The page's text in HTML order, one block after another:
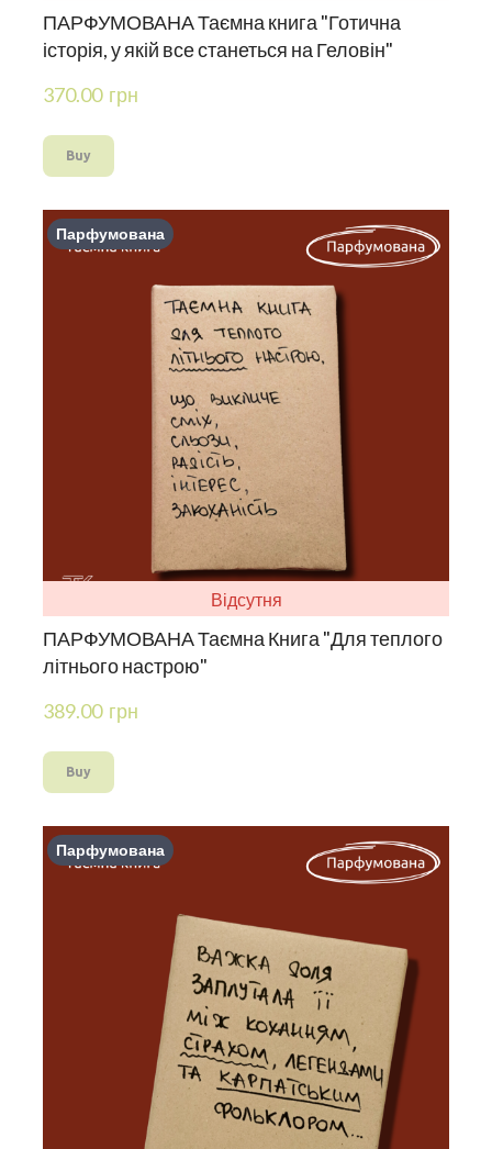
ПАРФУМОВАНА Таємна книга "Готична
історія, у якій все станеться на Геловін"
370.00  грн
Buy
Парфумована
Відсутня
ПАРФУМОВАНА Таємна Книга "Для теплого
літнього настрою"
389.00  грн
Buy
Парфумована